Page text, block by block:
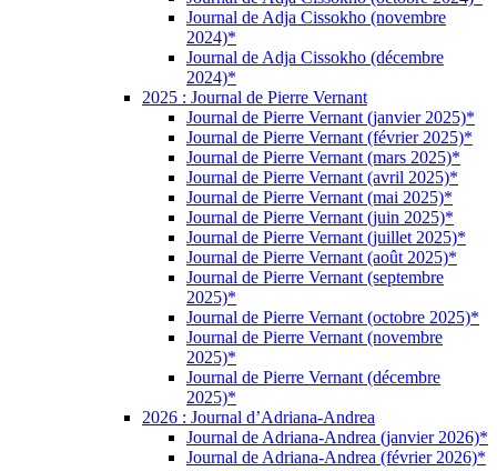
Journal de Adja Cissokho (novembre
2024)*
Journal de Adja Cissokho (décembre
2024)*
2025 : Journal de Pierre Vernant
Journal de Pierre Vernant (janvier 2025)*
Journal de Pierre Vernant (février 2025)*
Journal de Pierre Vernant (mars 2025)*
Journal de Pierre Vernant (avril 2025)*
Journal de Pierre Vernant (mai 2025)*
Journal de Pierre Vernant (juin 2025)*
Journal de Pierre Vernant (juillet 2025)*
Journal de Pierre Vernant (août 2025)*
Journal de Pierre Vernant (septembre
2025)*
Journal de Pierre Vernant (octobre 2025)*
Journal de Pierre Vernant (novembre
2025)*
Journal de Pierre Vernant (décembre
2025)*
2026 : Journal d’Adriana-Andrea
Journal de Adriana-Andrea (janvier 2026)*
Journal de Adriana-Andrea (février 2026)*